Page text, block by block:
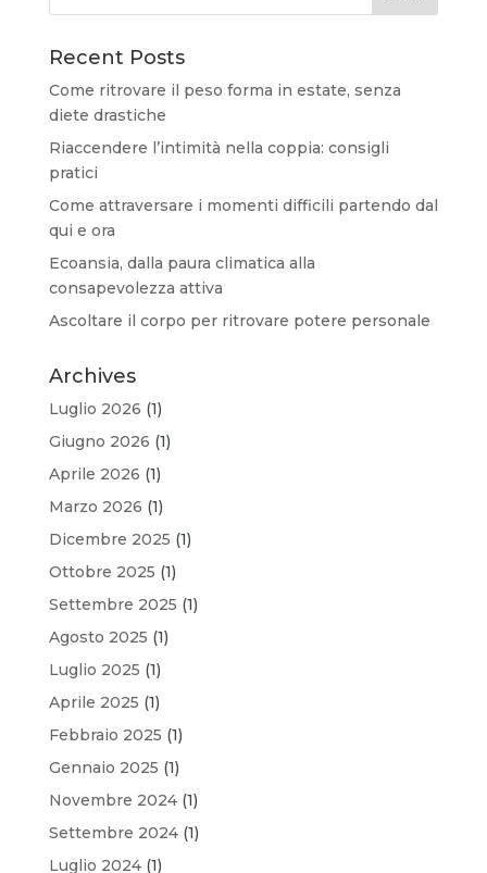
Recent Posts
Come ritrovare il peso forma in estate, senza
diete drastiche
Riaccendere l’intimità nella coppia: consigli
pratici
Come attraversare i momenti difficili partendo dal
qui e ora
Ecoansia, dalla paura climatica alla
consapevolezza attiva
Ascoltare il corpo per ritrovare potere personale
Archives
Luglio 2026 (1)
Giugno 2026 (1)
Aprile 2026 (1)
Marzo 2026 (1)
Dicembre 2025 (1)
Ottobre 2025 (1)
Settembre 2025 (1)
Agosto 2025 (1)
Luglio 2025 (1)
Aprile 2025 (1)
Febbraio 2025 (1)
Gennaio 2025 (1)
Novembre 2024(1)
Settembre 2024(1)
Luglio 2024(1)